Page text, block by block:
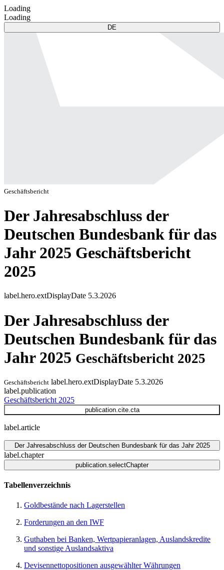
Loading
Loading
DE
Geschäftsbericht
Der Jahresabschluss der
Deutschen Bundesbank für das
Jahr 2025 Geschäftsbericht
2025
label.hero.extDisplayDate 5.3.2026
Der Jahresabschluss der
Deutschen Bundesbank für das
Jahr 2025 Geschäftsbericht 2025
Geschäftsbericht label.hero.extDisplayDate 5.3.2026
label.publication
Geschäftsbericht 2025
publication.cite.cta
label.article
Der Jahresabschluss der Deutschen Bundesbank für das Jahr 2025
label.chapter
publication.selectChapter
Tabellenverzeichnis
Goldbestände nach Lagerstellen
Forderungen an den IWF
Guthaben bei Banken, Wertpapieranlagen, Auslandskredite
und sonstige Auslandsaktiva
Devisennettopositionen ausgewählter Währungen